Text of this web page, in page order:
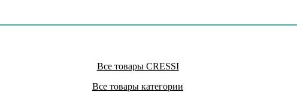
Все товары CRESSI
Все товары категории